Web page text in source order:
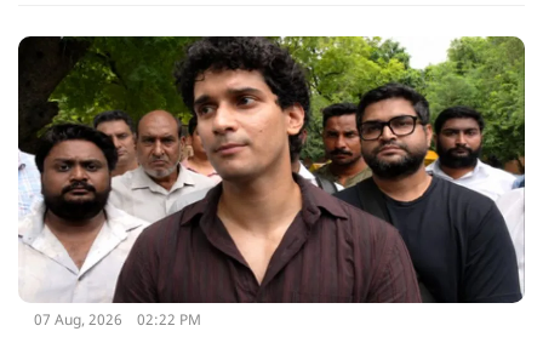
देश के सामने साफ हो रही है. और जब हारते हैं, तो रोना रोते हैं."
07 Aug, 2026 02:22 PM